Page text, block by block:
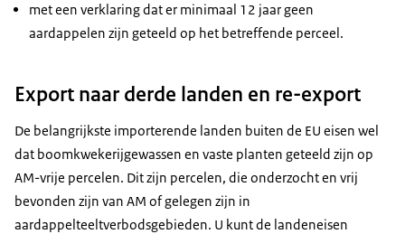
met een verklaring dat er minimaal 12 jaar geen
aardappelen zijn geteeld op het betreffende perceel.
Export naar derde landen en re-export
De belangrijkste importerende landen buiten de EU eisen wel
dat boomkwekerijgewassen en vaste planten geteeld zijn op
AM-vrije percelen. Dit zijn percelen, die onderzocht en vrij
bevonden zijn van AM of gelegen zijn in
aardappelteeltverbodsgebieden. U kunt de landeneisen